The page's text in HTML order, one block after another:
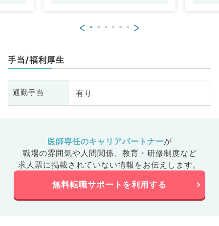
< >
手当/福利厚生
通勤手当 有り
医師専任のキャリアパートナーが
職場の雰囲気や人間関係、 教育・研修制度など
求人票に掲載されていない情報をお伝えします。
無料転職サポートを利用する